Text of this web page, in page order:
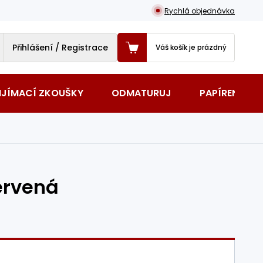
Rychlá objednávka
Přihlášení / Registrace Váš košík je prázdný
ZKOUŠKY ODMATURUJ PAPÍRENSKÉ